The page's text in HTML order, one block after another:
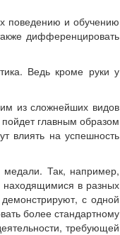
поведению и обучению
дифференцировать
Ведь кроме руки у
из сложнейших видов
главным образом
влиять на успешность
медали. Так, например,
находящимися в разных
с одной
более стандартному
требующей